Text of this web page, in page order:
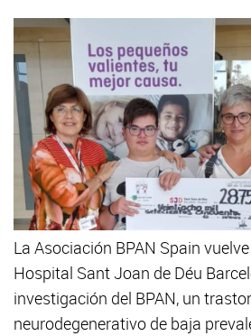
La Asociación BPAN Spain
Hospital Sant Joan de Déu
investigación del BPAN, un
neurodegenerativo de baja